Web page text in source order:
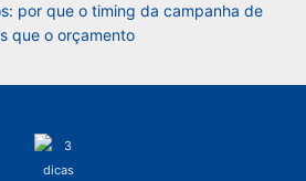
por que o timing da campanha de
que o orçamento